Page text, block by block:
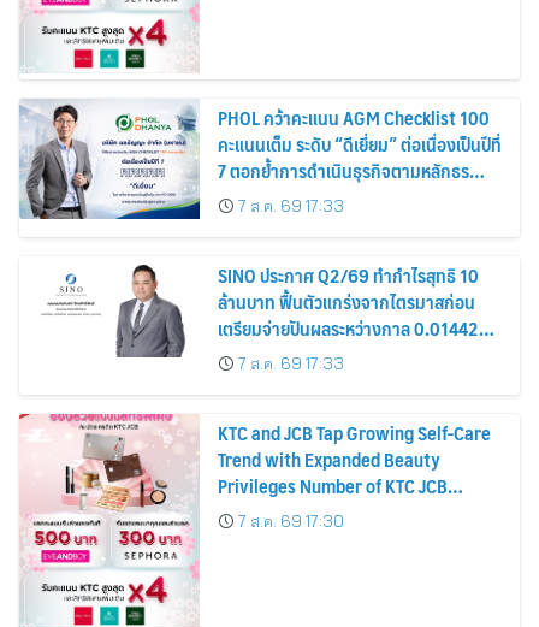
PHOL คว้าคะแนน AGM Checklist 100
คะแนนเต็ม ระดับ “ดีเยี่ยม” ต่อเนื่องเป็นปีที่
7 ตอกย้ำการดำเนินธุรกิจตามหลักธร
รมาภิบาล โปร่งใส สร้างความเชื่อมั่นผู้ถือ
หุ้น
7 ส.ค. 69 17:33
SINO ประกาศ Q2/69 ทำกำไรสุทธิ 10
ล้านบาท ฟื้นตัวแกร่งจากไตรมาสก่อน
เตรียมจ่ายปันผลระหว่างกาล 0.014423
บาทต่อหุ้น ครึ่งปีหลังมุ่งเติบโตต่อเนื่อง
7 ส.ค. 69 17:33
KTC and JCB Tap Growing Self-Care
Trend with Expanded Beauty
Privileges Number of KTC JCB
Cardmembers Spending on
Cosmetics Rises 26%
7 ส.ค. 69 17:30